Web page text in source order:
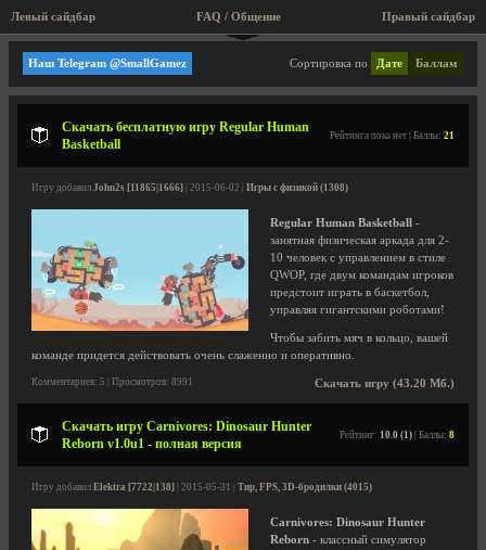
Левый сайдбар Правый сайдбар
FAQ / Общение
Спорт, настольные, карты
Сортировка по Дате Баллам
Наш Telegram @SmallGamez
Скачать бесплатную игру Regular Human
Basketball
Рейтинга пока нет | Баллы: 21
Игру добавил John2s [11865|1666] | 2015-06-02 | Игры с физикой (1308)
Regular Human Basketball -
занятная физическая аркада для 2-
10 человек с управлением в стиле
QWOP, где двум командам игроков
предстоит играть в баскетбол,
управляя гигантскими роботами!
Чтобы забить мяч в кольцо, вашей
команде придется действовать очень слаженно и оперативно.
Скачать игру (43.20 Мб.)
Комментариев: 5 | Просмотров: 8991
Скачать игру Carnivores: Dinosaur Hunter
Reborn v1.0u1 - полная версия
Рейтинг: 10.0 (1) | Баллы: 8
Игру добавил Elektra [7722|138] | 2015-05-31 | Тир, FPS, 3D-бродилки (4015)
Carnivores: Dinosaur Hunter
Reborn - классный симулятор